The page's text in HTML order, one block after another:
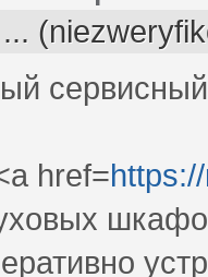
href=